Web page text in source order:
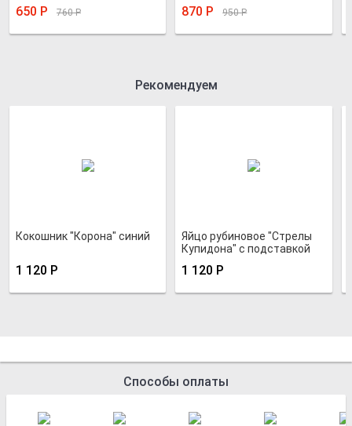
650 Р 760Р 870 Р 950Р
Рекомендуем
Кокошник "Корона" синий
1 120 Р
Яйцо рубиновое "Стрелы
Купидона" с подставкой
1 120 Р
Способы оплаты